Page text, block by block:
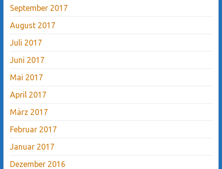
September 2017
August 2017
Juli 2017
Juni 2017
Mai 2017
April 2017
März 2017
Februar 2017
Januar 2017
Dezember 2016